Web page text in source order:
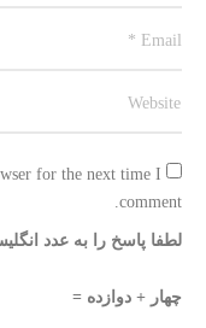
for the next time I
comment.
لطفا پاسخ را به عدد
چهار + دوازده =